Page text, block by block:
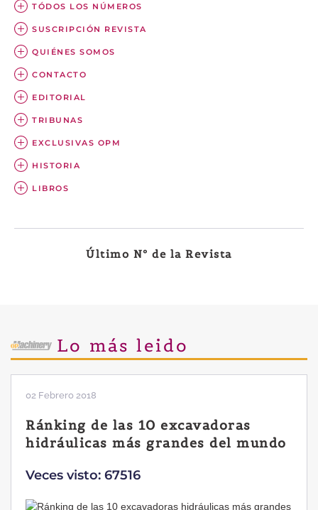
TÓDOS LOS NÚMEROS
SUSCRIPCIÓN REVISTA
QUIÉNES SOMOS
CONTACTO
EDITORIAL
TRIBUNAS
EXCLUSIVAS OPM
HISTORIA
LIBROS
Último Nº de la Revista
Lo más leido
02 Febrero 2018
Ránking de las 10 excavadoras
hidráulicas más grandes del mundo
Veces visto: 67516